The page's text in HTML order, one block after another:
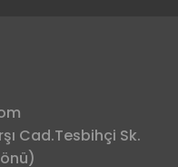
Cad.Tesbihçi Sk.